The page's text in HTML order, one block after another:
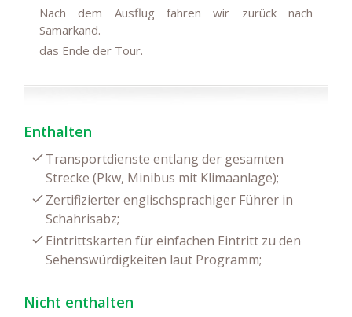
Nach dem Ausflug fahren wir zurück nach
Samarkand.
das Ende der Tour.
Enthalten
Transportdienste entlang der gesamten
Strecke (Pkw, Minibus mit Klimaanlage);
Zertifizierter englischsprachiger Führer in
Schahrisabz;
Eintrittskarten für einfachen Eintritt zu den
Sehenswürdigkeiten laut Programm;
Nicht enthalten